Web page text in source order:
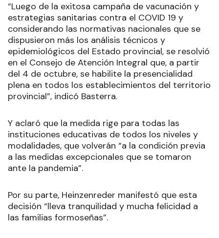
“Luego de la exitosa campaña de vacunación y
estrategias sanitarias contra el COVID 19 y
considerando las normativas nacionales que se
dispusieron más los análisis técnicos y
epidemiológicos del Estado provincial, se resolvió
en el Consejo de Atención Integral que, a partir
del 4 de octubre, se habilite la presencialidad
plena en todos los establecimientos del territorio
provincial”, indicó Basterra.
Y aclaró que la medida rige para todas las
instituciones educativas de todos los niveles y
modalidades, que volverán “a la condición previa
a las medidas excepcionales que se tomaron
ante la pandemia”.
Por su parte, Heinzenreder manifestó que esta
decisión “lleva tranquilidad y mucha felicidad a
las familias formoseñas”.